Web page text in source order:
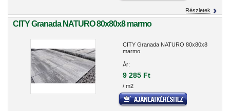
Részletek
CITY Granada NATURO 80x80x8 marmo
CITY Granada NATURO 80x80x8
marmo
Ár:
9 285 Ft
/ m2